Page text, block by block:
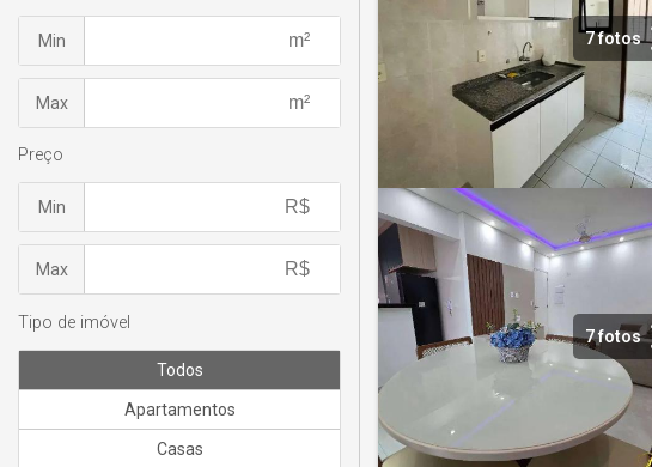
7 fotos
7 fotos
Min
Max
Preço
Min
Max
Tipo de imóvel
Todos
Apartamentos
Casas